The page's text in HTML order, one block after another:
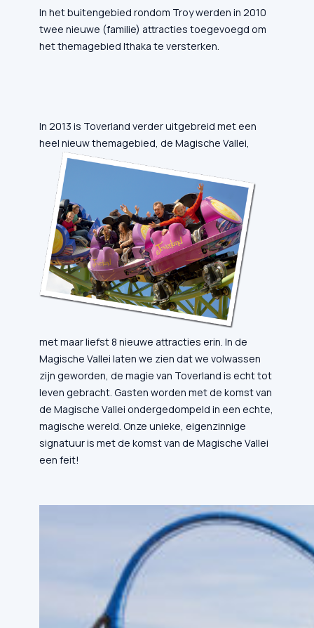
In het buitengebied rondom Troy werden in 2010
twee nieuwe (familie) attracties toegevoegd om
het themagebied Ithaka te versterken.
In 2013 is Toverland verder uitgebreid met een
heel nieuw themagebied, de Magische Vallei,
met maar liefst 8 nieuwe attracties erin. In de
Magische Vallei laten we zien dat we volwassen
zijn geworden, de magie van Toverland is echt tot
leven gebracht. Gasten worden met de komst van
de Magische Vallei ondergedompeld in een echte,
magische wereld. Onze unieke, eigenzinnige
signatuur is met de komst van de Magische Vallei
een feit!